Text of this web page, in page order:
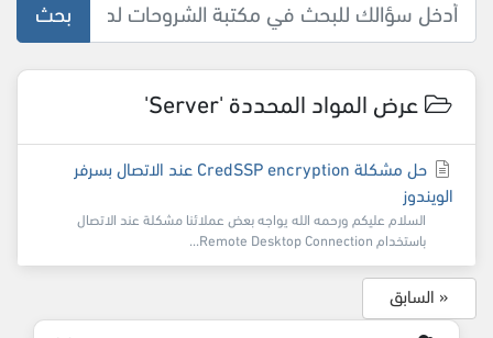
بحث
عرض المواد المحددة 'Server'
حل مشكلة CredSSP encryption عند الاتصال بسرفر
الويندوز
السلام عليكم ورحمه الله يواجه بعض عملائنا مشكلة عند الاتصال
باستخدام Remote Desktop Connection...
« السابق